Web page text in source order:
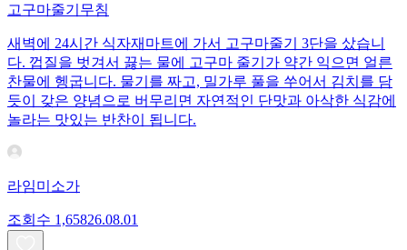
고구마줄기무침
새벽에 24시간 식자재마트에 가서 고구마줄기 3단을 샀습니
다. 껍질을 벗겨서 끓는 물에 고구마 줄기가 약간 익으면 얼른
찬물에 헹굽니다. 물기를 짜고, 밀가루 풀을 쑤어서 김치를 담
듯이 갖은 양념으로 버무리면 자연적인 단맛과 아삭한 식감에
놀라는 맛있는 반찬이 됩니다.
라임미소가
조회수 1,65826.08.01